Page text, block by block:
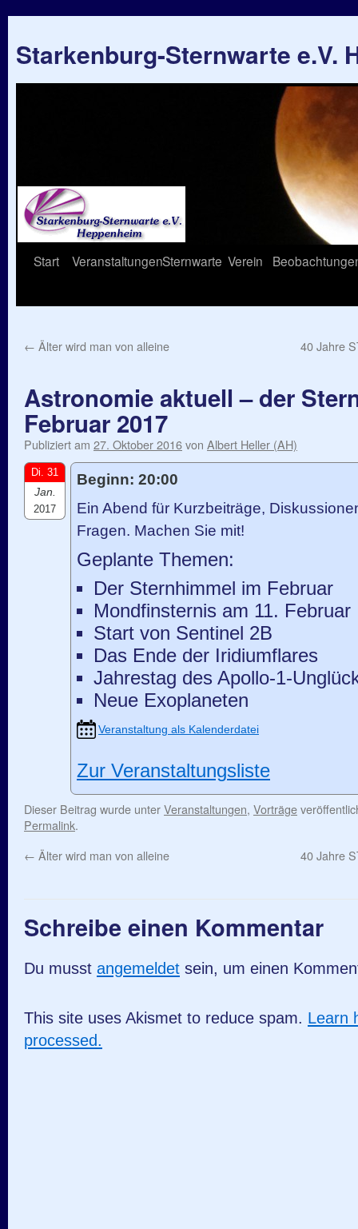
Starkenburg-Sternwarte e.V.
Springe
Start VeranstaltungenSternwarte Verein
← Älter wird man von alleine 40 Jahre
Astronomie aktuell – der
Februar 2017
Publiziert am 27. Oktober 2016von Albert Heller (AH)
Di. 31
Jan.
2017
Beginn: 20:00
Ein Abend für Kurzbeiträge,
Fragen. Machen Sie mit!
Geplante Themen:
Der Sternhimmel im Februar
Mondfinsternis am 11. Februar
Start von Sentinel 2B
Das Ende der Iridiumflares
Jahrestag des Apollo-1-
Neue Exoplaneten
Veranstaltung als Kalenderdatei
Zur Veranstaltungsliste
Dieser Beitrag wurde unterVeranstaltungen, Vorträge
Permalink.
← Älter wird man von alleine 40 Jahre
Schreibe einen Kommentar
Du musst angemeldet sein, um einen
This site uses Akismet to reduce spam. Learn
processed.